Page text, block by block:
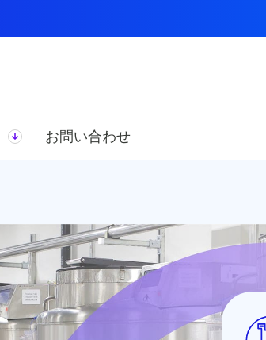
お問い合わせ